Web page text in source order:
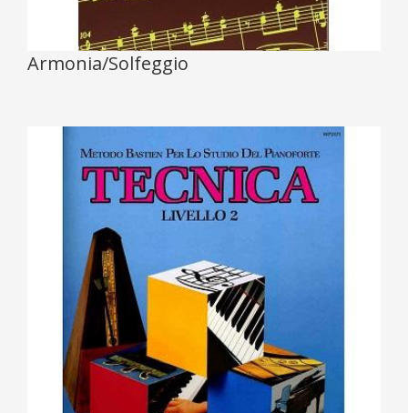
Armonia/Solfeggio